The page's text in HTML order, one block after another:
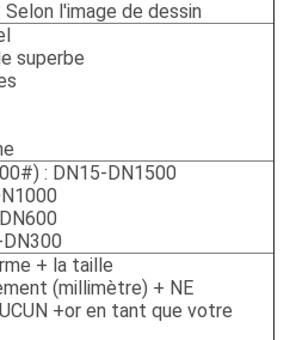
Selon l'image de dessin
superbe
: DN15-DN1500
+ la taille
(millimètre) + NE
+or en tant que votre